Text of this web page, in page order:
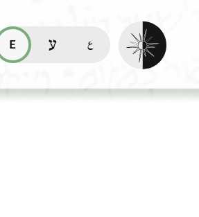
read this page in English (en)
קריאת העמוד ב-עברית (he)
Enable dark